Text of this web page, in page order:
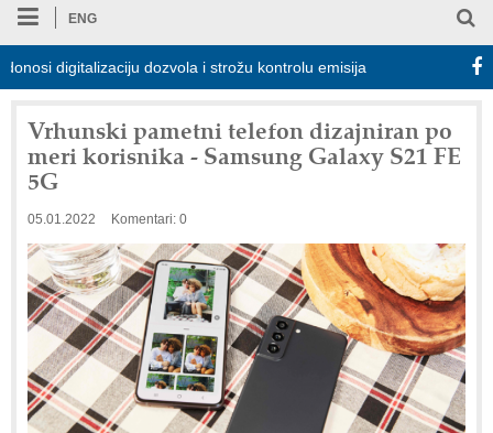
ENG
dozvola i strožu kontrolu emisija Proizvodnja iC7
Vrhunski pametni telefon dizajniran po
meri korisnika - Samsung Galaxy S21 FE
5G
05.01.2022 Komentari: 0